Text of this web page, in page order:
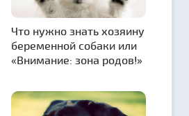
Что нужно знать хозяину
беременной собаки или
«Внимание: зона родов!»